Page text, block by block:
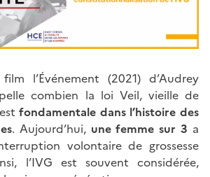
l’Événement (2021) d’Audrey
combien la loi Veil, vieille de
fondamentale dans l’histoire des
. Aujourd’hui,une femme sur 3 a
volontaire de grossesse
l’IVG est souvent considérée,